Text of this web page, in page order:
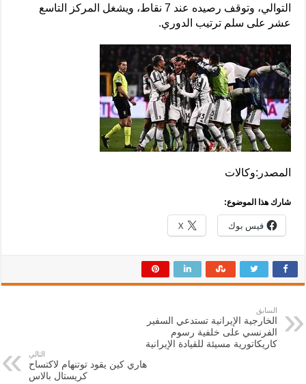
التوالي، وتوقف رصيده عند 7 نقاط، ويشغل المركز التاسع
عشر على سلم ترتيب الدوري.
المصدر:وكالات
شارك هذا الموضوع:
فيس بوك X
السابق
الخارجية الإيرانية تستدعي السفير
الفرنسي على خلفية رسوم
كاريكاتورية مسيئة للقيادة الإيرانية
التالي
هاري كين يقود توتنهام لاكتساح
كريستال بالاس